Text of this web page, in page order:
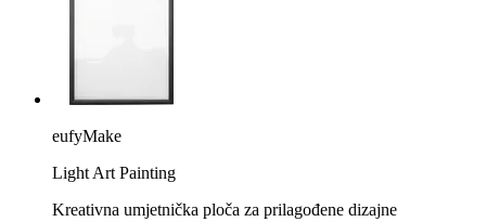
eufyMake
Light Art Painting
Kreativna umjetnička ploča za prilagođene dizajne